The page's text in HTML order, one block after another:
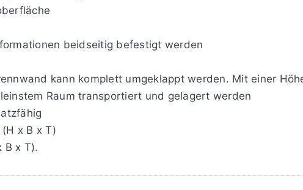
beidseitig befestigt werden
kann komplett umgeklappt werden. Mit einer
Raum transportiert und gelagert werden
x B x T)
B x T).